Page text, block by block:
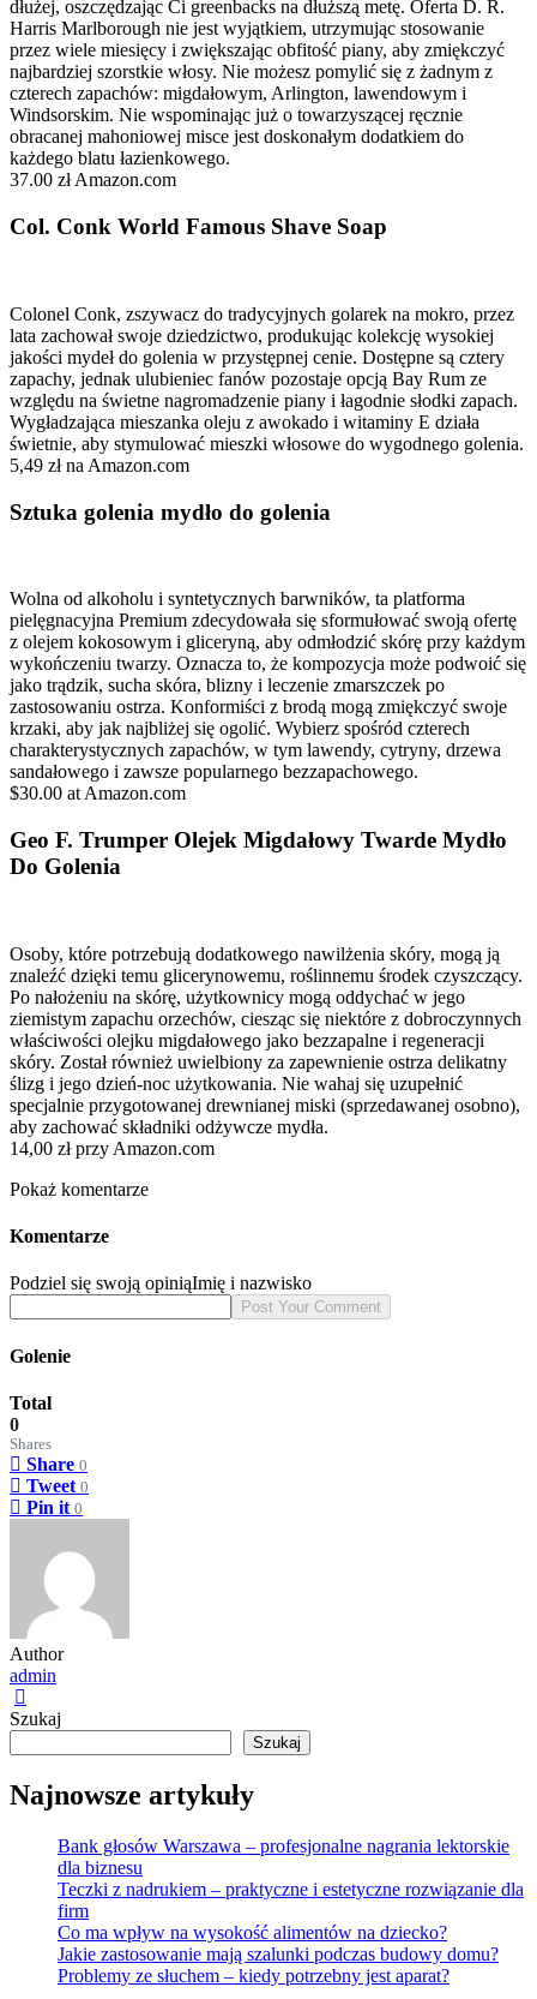
dłużej, oszczędzając Ci greenbacks na dłuższą metę. Oferta D. R.
Harris Marlborough nie jest wyjątkiem, utrzymując stosowanie
przez wiele miesięcy i zwiększając obfitość piany, aby zmiękczyć
najbardziej szorstkie włosy. Nie możesz pomylić się z żadnym z
czterech zapachów: migdałowym, Arlington, lawendowym i
Windsorskim. Nie wspominając już o towarzyszącej ręcznie
obracanej mahoniowej misce jest doskonałym dodatkiem do
każdego blatu łazienkowego.
37.00 zł Amazon.com
Col. Conk World Famous Shave Soap
Colonel Conk, zszywacz do tradycyjnych golarek na mokro, przez
lata zachował swoje dziedzictwo, produkując kolekcję wysokiej
jakości mydeł do golenia w przystępnej cenie. Dostępne są cztery
zapachy, jednak ulubieniec fanów pozostaje opcją Bay Rum ze
względu na świetne nagromadzenie piany i łagodnie słodki zapach.
Wygładzająca mieszanka oleju z awokado i witaminy E działa
świetnie, aby stymulować mieszki włosowe do wygodnego golenia.
5,49 zł na Amazon.com
Sztuka golenia mydło do golenia
Wolna od alkoholu i syntetycznych barwników, ta platforma
pielęgnacyjna Premium zdecydowała się sformułować swoją ofertę
z olejem kokosowym i gliceryną, aby odmłodzić skórę przy każdym
wykończeniu twarzy. Oznacza to, że kompozycja może podwoić się
jako trądzik, sucha skóra, blizny i leczenie zmarszczek po
zastosowaniu ostrza. Konformiści z brodą mogą zmiękczyć swoje
krzaki, aby jak najbliżej się ogolić. Wybierz spośród czterech
charakterystycznych zapachów, w tym lawendy, cytryny, drzewa
sandałowego i zawsze popularnego bezzapachowego.
$30.00 at Amazon.com
Geo F. Trumper Olejek Migdałowy Twarde Mydło
Do Golenia
Osoby, które potrzebują dodatkowego nawilżenia skóry, mogą ją
znaleźć dzięki temu glicerynowemu, roślinnemu środek czyszczący.
Po nałożeniu na skórę, użytkownicy mogą oddychać w jego
ziemistym zapachu orzechów, ciesząc się niektóre z dobroczynnych
właściwości olejku migdałowego jako bezzapalne i regeneracji
skóry. Został również uwielbiony za zapewnienie ostrza delikatny
ślizg i jego dzień-noc użytkowania. Nie wahaj się uzupełnić
specjalnie przygotowanej drewnianej miski (sprzedawanej osobno),
aby zachować składniki odżywcze mydła.
14,00 zł przy Amazon.com
Pokaż komentarze
Komentarze
Podziel się swoją opiniąImię i nazwisko
Golenie
Total
0
Shares
Share 0
Tweet 0
Pin it 0
Author
admin
Szukaj
Szukaj
Najnowsze artykuły
Bank głosów Warszawa – profesjonalne nagrania lektorskie
dla biznesu
Teczki z nadrukiem – praktyczne i estetyczne rozwiązanie dla
firm
Co ma wpływ na wysokość alimentów na dziecko?
Jakie zastosowanie mają szalunki podczas budowy domu?
Problemy ze słuchem – kiedy potrzebny jest aparat?